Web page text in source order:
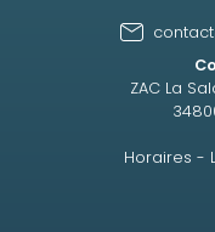
ZAC La
Horaires -